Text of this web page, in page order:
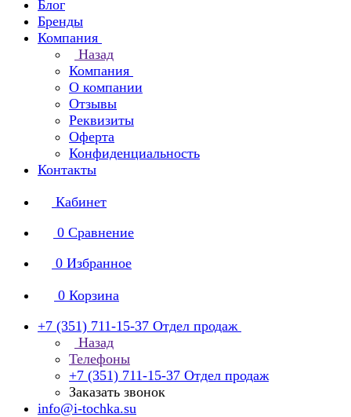
Блог
Бренды
Компания
Назад
Компания
О компании
Отзывы
Реквизиты
Оферта
Конфиденциальность
Контакты
Кабинет
0 Сравнение
0 Избранное
0 Корзина
+7 (351) 711-15-37 Отдел продаж
Назад
Телефоны
+7 (351) 711-15-37 Отдел продаж
Заказать звонок
info@i-tochka.su